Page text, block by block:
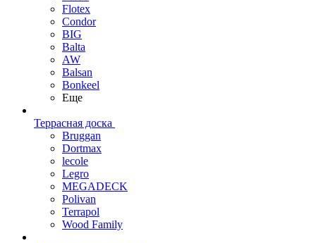
Flotex
Condor
BIG
Balta
AW
Balsan
Bonkeel
Еще
Террасная доска
Bruggan
Dortmax
lecole
Legro
MEGADECK
Polivan
Terrapol
Wood Family